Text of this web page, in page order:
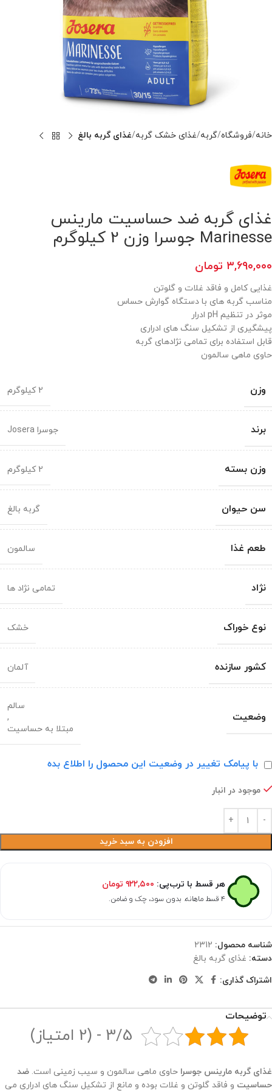
خانه فروشگاه گربه غذای خشک گربه غذای گربه بالغ
غذای گربه ضد حساسیت مارینس
Marinesse جوسرا وزن 2 کیلوگرم
۳,۶۹۰,۰۰۰ تومان
غذایی کامل و فاقد غلات و گلوتن
مناسب گربه های با دستگاه گوارش حساس
موثر در تنظیم pH ادرار
پیشگیری از تشکیل سنگ های ادراری
قابل استفاده برای تمامی نژادهای گربه
حاوی ماهی سالمون
وزن 2 کیلوگرم
برند جوسرا Josera
وزن بسته 2 کیلوگرم
سن حیوان گربه بالغ
طعم غذا سالمون
نژاد تمامی نژاد ها
نوع خوراک خشک
کشور سازنده آلمان
وضعیت
سالم
,
مبتلا به حساسیت
با پیامک تغییر در وضعیت این محصول را اطلاع بده
موجود در انبار
افزودن به سبد خرید
هر قسط با ترب‌پی: ۹۲۲,۵۰۰ تومان
۴ قسط ماهانه. بدون سود، چک و ضامن.
شناسه محصول: 2312
دسته: غذای گربه بالغ
اشتراک گذاری:
توضیحات
3/5 - (2 امتیاز)
غذای گربه مارینس جوسرا حاوی ماهی سالمون و سیب زمینی است. ضد
حساسیت و فاقد گلوتن و غلات بوده و مانع از تشکیل سنگ های ادراری می